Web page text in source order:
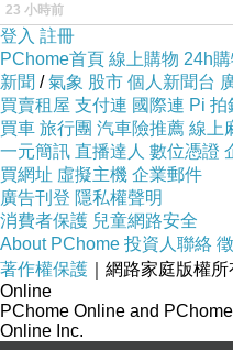
23 小時前
登入 註冊
PChome首頁 線上購物 24h
新聞 /氣象 股市 個人新聞台
買賣租屋 支付連 國際連 Pi 拍
買車 旅行團 汽車險推薦 線上
一元簡訊 直播達人 數位憑證
買網址 虛擬主機 企業郵件
廣告刊登 隱私權聲明
消費者保護 兒童網路安全
About PChome 投資人聯絡
著作權保護 ｜網路家庭版權
Online
PChome Online and
Online Inc.